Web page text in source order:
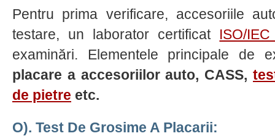
Pentru prima verificare, accesoriile
testare, un laborator certificat ISO/
examinări. Elementele principale de
placare a accesoriilor auto, CASS,
de pietre etc.
O). Test De Grosime A Placarii: